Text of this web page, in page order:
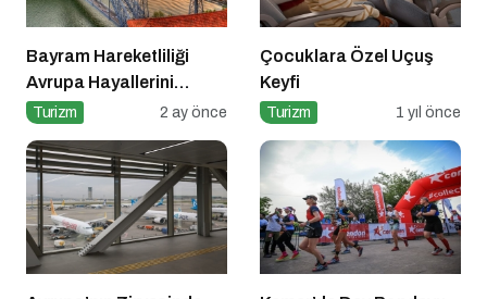
Bayram Hareketliliği
Avrupa Hayallerini
Tetikledi
Turizm 2 ay önce
Çocuklara Özel Uçuş
Keyfi
Turizm 1 yıl önce